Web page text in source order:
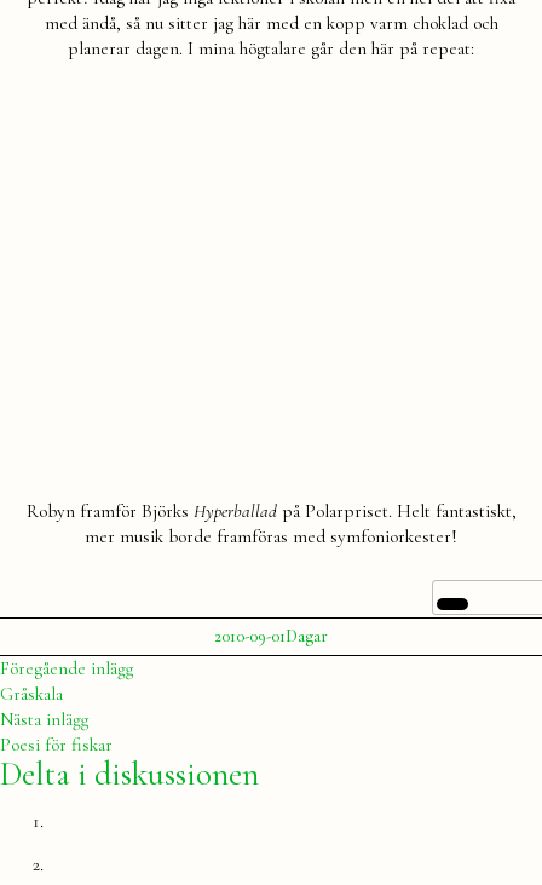
med ändå, så nu sitter jag här med en kopp varm choklad och
planerar dagen. I mina högtalare går den här på repeat:
Robyn framför Björks Hyperballad på Polarpriset. Helt fantastiskt,
mer musik borde framföras med symfoniorkester!
Publicerat
av
Julia
2010-09-01Publicerat
i
Dagar
Inläggsnavigering
Föregående inläggFöregående
Gråskala
Nästa inläggNästa
inlägg:
Poesi för fiskar
Delta i diskussionen